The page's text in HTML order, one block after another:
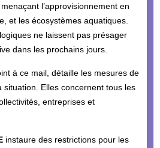
l’approvisionnement en
et les écosystèmes aquatiques.
ne laissent pas présager
dans les prochains jours.
à ce mail, détaille les mesures de
situation. Elles concernent tous les
entreprises et
instaure des restrictions pour les